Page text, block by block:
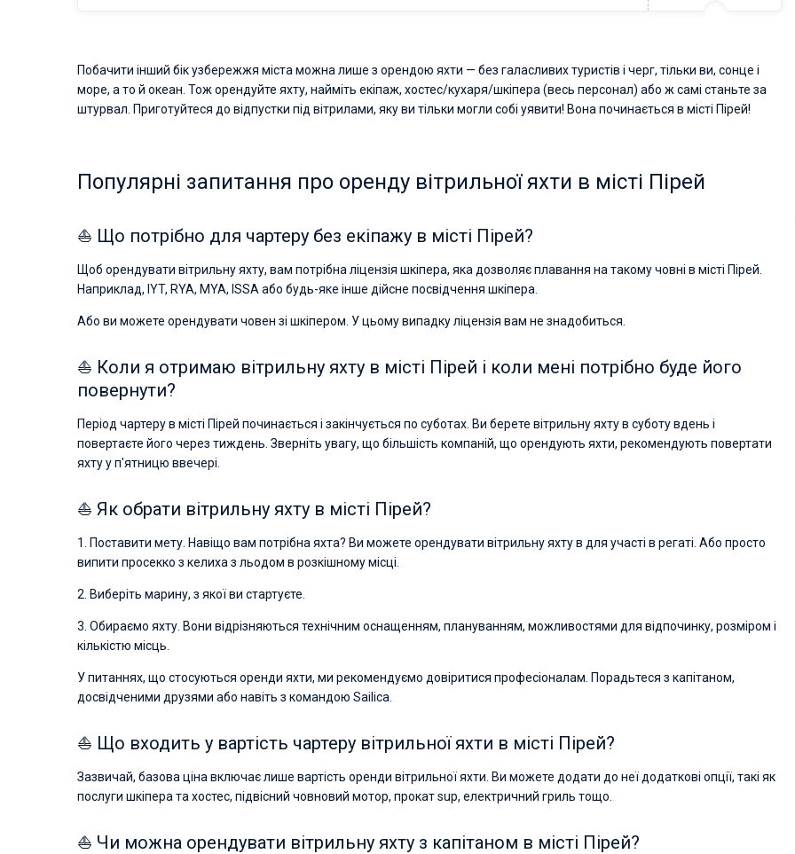
Побачити інший бік узбережжя міста можна лише з орендою яхти — без галасливих туристів і черг, тільки ви, сонце і
море, а то й океан. Тож орендуйте яхту, найміть екіпаж, хостес/кухаря/шкіпера (весь персонал) або ж самі станьте за
штурвал. Приготуйтеся до відпустки під вітрилами, яку ви тільки могли собі уявити! Вона починається в місті Пірей!
Популярні запитання про оренду вітрильної яхти в місті Пірей
⛵ Що потрібно для чартеру без екіпажу в місті Пірей?
Щоб орендувати вітрильну яхту, вам потрібна ліцензія шкіпера, яка дозволяє плавання на такому човні в місті Пірей.
Наприклад, IYT, RYA, MYA, ISSA або будь-яке інше дійсне посвідчення шкіпера.
Або ви можете орендувати човен зі шкіпером. У цьому випадку ліцензія вам не знадобиться.
⛵ Коли я отримаю вітрильну яхту в місті Пірей і коли мені потрібно буде його
повернути?
Період чартеру в місті Пірей починається і закінчується по суботах. Ви берете вітрильну яхту в суботу вдень і
повертаєте його через тиждень. Зверніть увагу, що більшість компаній, що орендують яхти, рекомендують повертати
яхту у п'ятницю ввечері.
⛵ Як обрати вітрильну яхту в місті Пірей?
1. Поставити мету. Навіщо вам потрібна яхта? Ви можете орендувати вітрильну яхту в для участі в регаті. Або просто
випити просекко з келиха з льодом в розкішному місці.
2. Виберіть марину, з якої ви стартуєте.
3. Обираємо яхту. Вони відрізняються технічним оснащенням, плануванням, можливостями для відпочинку, розміром і
кількістю місць.
У питаннях, що стосуються оренди яхти, ми рекомендуємо довіритися професіоналам. Порадьтеся з капітаном,
досвідченими друзями або навіть з командою Sailica.
⛵ Що входить у вартість чартеру вітрильної яхти в місті Пірей?
Зазвичай, базова ціна включає лише вартість оренди вітрильної яхти. Ви можете додати до неї додаткові опції, такі як
послуги шкіпера та хостес, підвісний човновий мотор, прокат sup, електричний гриль тощо.
⛵ Чи можна орендувати вітрильну яхту з капітаном в місті Пірей?
Excellent trip to Croatia! The trip was organized
beautiful yacht or catamaran!